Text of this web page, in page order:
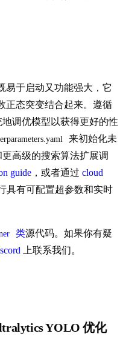
易于启动又功能强大，它
正态突变结合起来。遵循
调优模型以获得更好的性
来初始化未
高级的搜索算法扩展调
guide ，或者通过 cloud
具有可配置超参数和实时
类源代码。如果你有疑
上联系我们。
YOLO 优化